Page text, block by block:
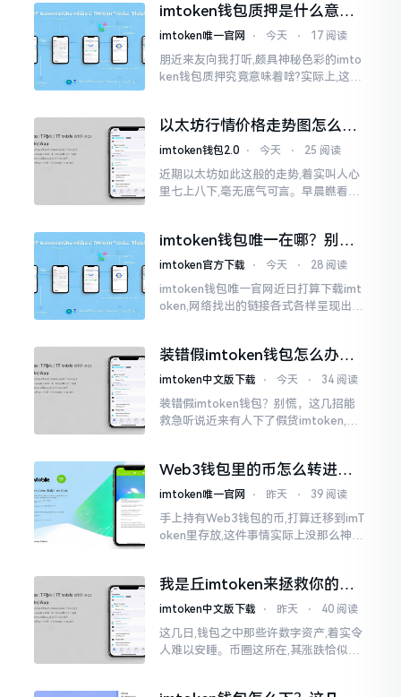
imtoken钱包质押是什么意
思？一文讲透
imtoken唯一官网 ⋅ 今天 ⋅ 17 阅读
朋近来友向我打听,颇具神秘色彩的imto
ken钱包质押究竟意味着啥?实际上,这一
以太坊行情价格走势图怎么看
才不亏钱
imtoken钱包2.0 ⋅ 今天 ⋅ 25 阅读
近期以太坊如此这般的走势,着实叫人心
里七上八下,毫无底气可言。早晨瞧看之
得让人心里直冒慌意。
imtoken钱包唯一在哪？别乱
点，小心假网站
imtoken官方下载 ⋅ 今天 ⋅ 28 阅读
imtoken钱包唯一官网近日打算下载imt
oken,网络找出的链接各式各样呈现出乱
直忐忑不安。我折腾了好些日子
装错假imtoken钱包怎么办？
别慌，快卸载，这几招能救急
imtoken中文版下载 ⋅ 今天 ⋅ 34 阅读
装错假imtoken钱包？别慌，这几招能
救急听说近来有人下了假货imtoken,心
是陷阱。
Web3钱包里的币怎么转进
imToken？别慌，三步搞定
imtoken唯一官网 ⋅ 昨天 ⋅ 39 阅读
手上持有Web3钱包的币,打算迁移到imT
oken里存放,这件事情实际上没那么神秘
我是丘imtoken来拯救你的钱
包
imtoken中文版下载 ⋅ 昨天 ⋅ 40 阅读
这几日,钱包之中那些许数字资产,着实令
人难以安睡。币圈这所在,其涨跌恰似翻